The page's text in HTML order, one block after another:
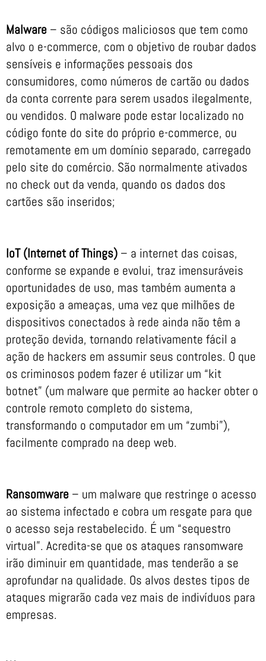
Malware – são códigos maliciosos que tem como
alvo o e-commerce, com o objetivo de roubar dados
sensíveis e informações pessoais dos
consumidores, como números de cartão ou dados
da conta corrente para serem usados ilegalmente,
ou vendidos. O malware pode estar localizado no
código fonte do site do próprio e-commerce, ou
remotamente em um domínio separado, carregado
pelo site do comércio. São normalmente ativados
no check out da venda, quando os dados dos
cartões são inseridos;
IoT (Internet of Things) – a internet das coisas,
conforme se expande e evolui, traz imensuráveis
oportunidades de uso, mas também aumenta a
exposição a ameaças, uma vez que milhões de
dispositivos conectados à rede ainda não têm a
proteção devida, tornando relativamente fácil a
ação de hackers em assumir seus controles. O que
os criminosos podem fazer é utilizar um “kit
botnet” (um malware que permite ao hacker obter o
controle remoto completo do sistema,
transformando o computador em um “zumbi”),
facilmente comprado na deep web.
Ransomware – um malware que restringe o acesso
ao sistema infectado e cobra um resgate para que
o acesso seja restabelecido. É um “sequestro
virtual”. Acredita-se que os ataques ransomware
irão diminuir em quantidade, mas tenderão a se
aprofundar na qualidade. Os alvos destes tipos de
ataques migrarão cada vez mais de indivíduos para
empresas.